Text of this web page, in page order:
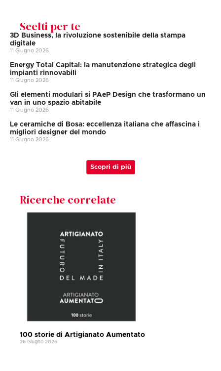
Scelti per te
3D Business, la rivoluzione sostenibile della stampa
digitale
11 Giugno 2026
Energy Total Capital: la manutenzione strategica degli
impianti rinnovabili
11 Giugno 2026
Gli elementi modulari si PAeP Design che trasformano un
van in uno spazio abitabile
11 Giugno 2026
Le ceramiche di Bosa: eccellenza italiana che affascina i
migliori designer del mondo
11 Giugno 2026
Scopri di più
Ricerche correlate
100 storie di Artigianato Aumentato
26 Giugno 2026